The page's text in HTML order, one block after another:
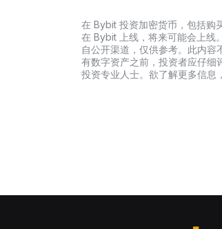
在 Bybit 投资加密货币，包括购
在 Bybit 上线，将来可能会上线
自公开渠道，仅供参考。此内
有数字资产之前，投资者应仔细
投资专业人士。欲了解更多信息